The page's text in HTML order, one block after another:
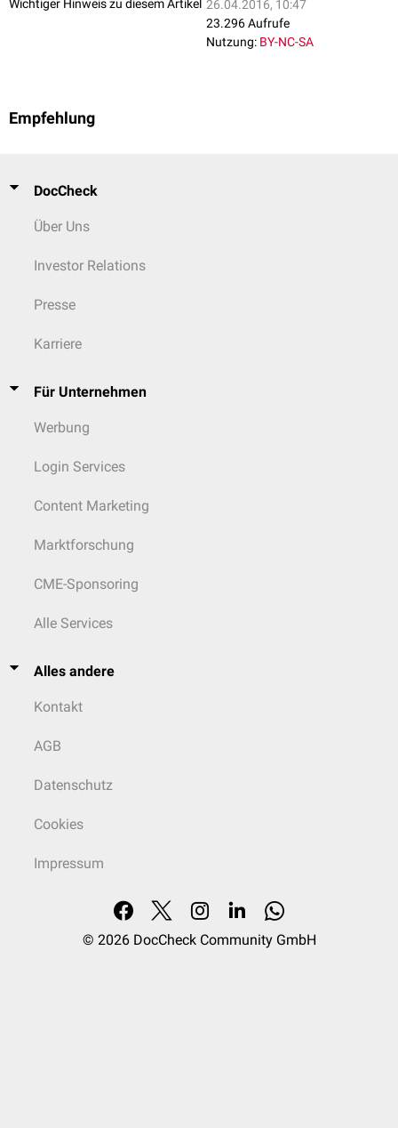
Wichtiger Hinweis zu diesem Artikel 26.04.2016, 10:47
23.296 Aufrufe
Nutzung: BY-NC-SA
Empfehlung
DocCheck
Über Uns
Investor Relations
Presse
Karriere
Für Unternehmen
Werbung
Login Services
Content Marketing
Marktforschung
CME-Sponsoring
Alle Services
Alles andere
Kontakt
AGB
Datenschutz
Cookies
Impressum
© 2026 DocCheck Community GmbH